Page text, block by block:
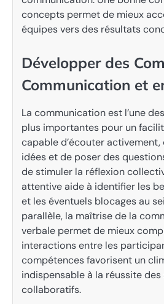
concepts permet de mieux
équipes vers des résultats
Développer des
Communication et
La communication est l’une
plus importantes pour un
capable d’écouter
idées et de poser des
de stimuler la réflexion
attentive aide à identifier les
et les éventuels blocages au
parallèle, la maîtrise de la
verbale permet de mieux
interactions entre les
compétences favorisent un
indispensable à la réussite
collaboratifs.